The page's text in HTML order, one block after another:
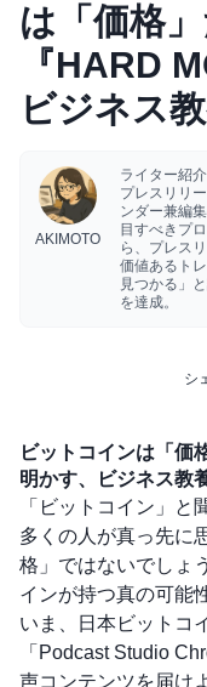
は「価格
『HARD
ビジネス
AKIMOTO
ライター紹
プレスリリ
ンダー兼編
目すべきプ
ら、プレス
価値あるト
見つかる」
を達成。
シ
ビットコインは「価
明かす、ビジネス教
「ビットコイン」と
多くの人が真っ先に
格」ではないでしょ
インが持つ真の可能
いま、日本ビットコ
「Podcast Studio
声コンテンツを届け